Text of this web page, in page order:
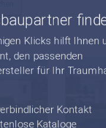
Jetzt den Assistenten